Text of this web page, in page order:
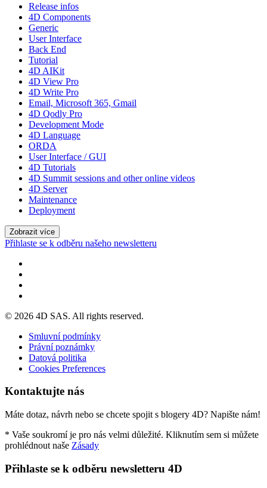
Release infos
4D Components
Generic
User Interface
Back End
Tutorial
4D AIKit
4D View Pro
4D Write Pro
Email, Microsoft 365, Gmail
4D Qodly Pro
Development Mode
4D Language
ORDA
User Interface / GUI
4D Tutorials
4D Summit sessions and other online videos
4D Server
Maintenance
Deployment
Zobrazit více
Přihlaste se k odběru našeho newsletteru
© 2026 4D SAS. All rights reserved.
Smluvní podmínky
Právní poznámky
Datová politika
Cookies Preferences
Kontaktujte nás
Máte dotaz, návrh nebo se chcete spojit s blogery 4D? Napište nám!
* Vaše soukromí je pro nás velmi důležité. Kliknutím sem si můžete
prohlédnout naše Zásady
Přihlaste se k odběru newsletteru 4D